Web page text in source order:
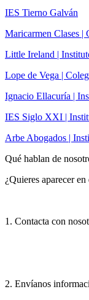
IES Tierno Galván
Maricarmen Clases |
Little Ireland |
Lope de Vega |
Ignacio Ellacuría |
IES Siglo XXI |
Arbe Abogados |
Qué hablan de
¿Quieres aparecer en
1. Contacta con
2. Envíanos